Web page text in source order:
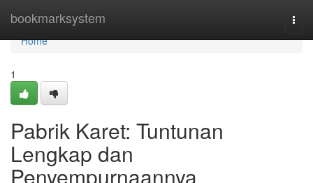
bookmarksystem
Home
Home
1
Pabrik Karet: Tuntunan
Lengkap dan
Penyempurnaannya